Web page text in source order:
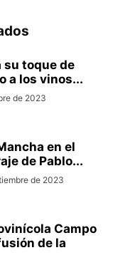
su toque de
a los vinos...
de 2023
en el
de Pablo...
de 2023
Campo
de la